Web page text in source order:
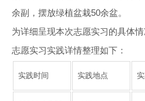
余副，摆放绿植盆栽50余盆。
为详细呈现本次志愿实习的具体
志愿实习实践详情整理如下：
实践时间 实践地点